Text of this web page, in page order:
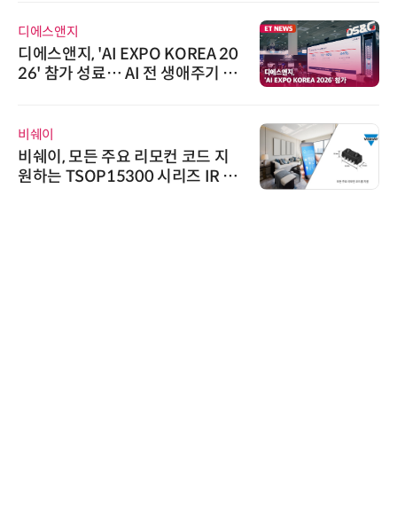
디에스앤지
디에스앤지, 'AI EXPO KOREA 20
26' 참가 성료… AI 전 생애주기 아
비쉐이
비쉐이, 모든 주요 리모컨 코드 지
원하는 TSOP15300 시리즈 IR 수